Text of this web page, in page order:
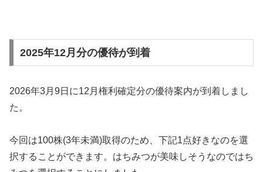
2025年12月分の優待が到着
2026年3月9日に12月権利確定分の優待案内が到着しまし
た。
今回は100株(3年未満)取得のため、下記1点好きなのを選
択することができます。はちみつが美味しそうなのではち